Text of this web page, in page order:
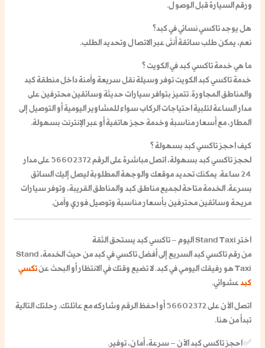
ورقم السيارة قبل الوصول.
هل يوجد تاكسي نسائي في كبد؟
نعم، يمكن طلب سائقة أنثى عبر الاتصال وتحديد الطلب.
ما هي خدمة تاكسي كبد في الكويت ؟
خدمةتاكسي كبد الكويتتوفر وسيلة نقل سريعة وآمنة داخل منطقة كبد
والمناطق المجاورة. تتميز بتوافر سيارات حديثة وسائقين محترفين على
مدار الساعة لتلبية احتياجات الركاب سواء للمشاوير اليومية أو التوصيل إلى
المطار، مع أسعار مناسبة وخدمة حجز هاتفية أو عبر الإنترنت بسهولة.
كيف احجز تاكسي كبد بسهولة ؟
لحجزتاكسي كبد بسهولة، اتصل مباشرة على الرقم56602372 على مدار
24 ساعة. يمكنك تحديد موقعك والوجهة المطلوبة ليصل إليك السائق
بسرعة. الخدمة متاحة لجميع مناطق كبد والمناطق القريبة، وتوفر سيارات
مريحة وسائقين محترفين بأسعار مناسبة وتوصيل فوري وآمن.
اختر Stand Taxi اليوم – تاكسي كبد يستحق الثقة
منرقم تاكسي كبدالسريع إلىأفضل تاكسي في كبد
من حيث الخدمة، Stand
Taxi هو رفيقك اليومي في كبد. لا تضيع وقتك في الانتظار أو البحث عن
تكسي
كبدعشوائي.
اتصل الآن على 56602372
أو احفظ الرقم وشاركه مع عائلتك. رحلتك التالية
تبدأ من هنا.
✅احجز تاكسي كبد الآن – سرعة، أمان، توفير.